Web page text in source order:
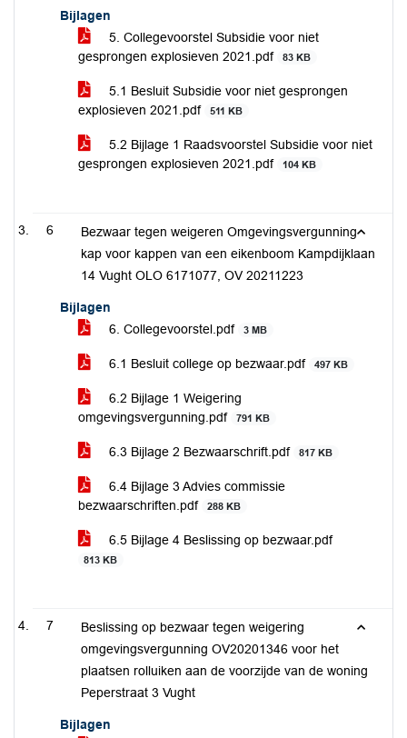
Bijlagen
5. Collegevoorstel Subsidie voor niet
gesprongen explosieven 2021.pdf
83 KB
5.1 Besluit Subsidie voor niet gesprongen
explosieven 2021.pdf
511 KB
5.2 Bijlage 1 Raadsvoorstel Subsidie voor niet
gesprongen explosieven 2021.pdf
104 KB
6
Bezwaar tegen weigeren Omgevingsvergunning
kap voor kappen van een eikenboom Kampdijklaan
14 Vught OLO 6171077, OV 20211223
Bijlagen
6. Collegevoorstel.pdf
3 MB
6.1 Besluit college op bezwaar.pdf 497 KB
6.2 Bijlage 1 Weigering
omgevingsvergunning.pdf
791 KB
6.3 Bijlage 2 Bezwaarschrift.pdf 817 KB
6.4 Bijlage 3 Advies commissie
bezwaarschriften.pdf
288 KB
6.5 Bijlage 4 Beslissing op bezwaar.pdf
813 KB
7
Beslissing op bezwaar tegen weigering
omgevingsvergunning OV20201346 voor het
plaatsen rolluiken aan de voorzijde van de woning
Peperstraat 3 Vught
Bijlagen